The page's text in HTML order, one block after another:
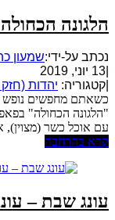
הלגונה
נכתב על-ידי:שמעון
13 יוני, 2019
קטגוריה: יהדות (חזק
כשאתם מחפשים נופש
"הלגונה הכחולה"
עם אוכל כשר (מצוין),
קרא בהרחבה
עונג שבת –